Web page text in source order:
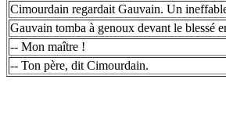
Cimourdain regardait Gauvain. Un
Gauvain tomba à genoux devant le blessé
-- Mon maître !
-- Ton père, dit Cimourdain.